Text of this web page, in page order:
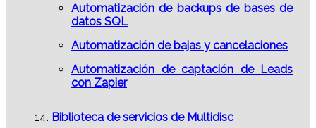
Automatización de backups de bases de
datos SQL
Automatización de bajas y cancelaciones
Automatización de captación de Leads
con Zapier
Biblioteca de servicios de Multidisc